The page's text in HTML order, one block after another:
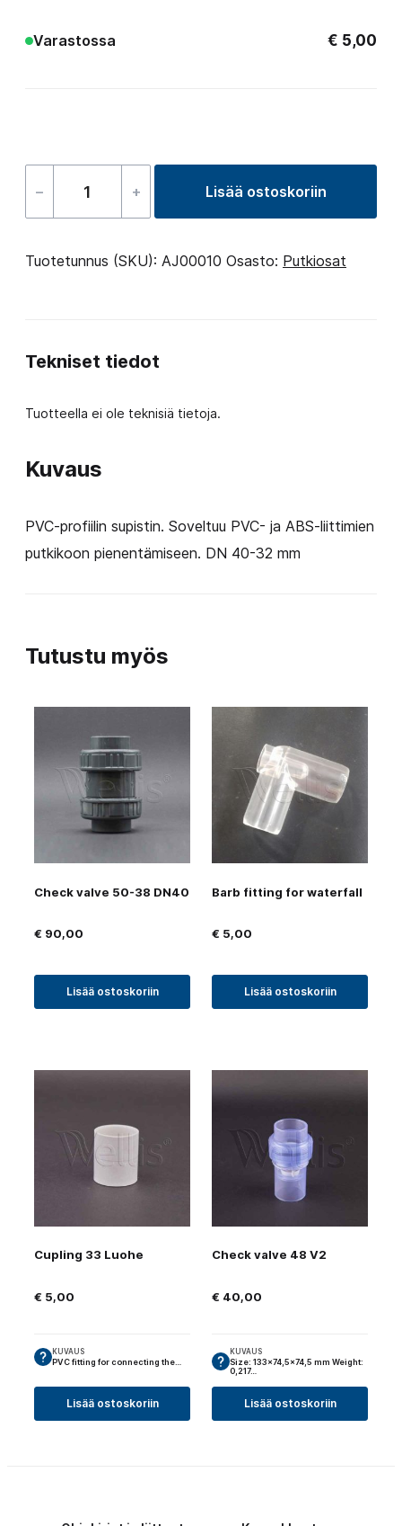
Varastossa € 5,00
–
Supistin
Spigot
määrä
+ Lisää ostoskoriin
Tuotetunnus (SKU): AJ00010 Osasto: Putkiosat
Kuvaus
PVC-profiilin supistin. Soveltuu PVC- ja ABS-liittimien
putkikoon pienentämiseen. DN 40-32 mm
Tekniset tiedot
Tuotteella ei ole teknisiä tietoja.
Tutustu myös
Check valve 50-38 DN40
€ 90,00
Lisää ostoskoriin
Barb fitting for waterfall
€ 5,00
Lisää ostoskoriin
Cupling 33 Luohe
€ 5,00
KUVAUS
PVC fitting for connecting the…
Lisää ostoskoriin
Check valve 48 V2
€ 40,00
KUVAUS
Size: 133×74,5×74,5 mm Weight:
0,217…
Lisää ostoskoriin